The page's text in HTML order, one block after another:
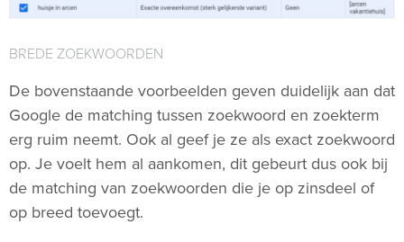
BREDE ZOEKWOORDEN
De bovenstaande voorbeelden geven duidelijk aan dat
Google de matching tussen zoekwoord en zoekterm
erg ruim neemt. Ook al geef je ze als exact zoekwoord
op. Je voelt hem al aankomen, dit gebeurt dus ook bij
de matching van zoekwoorden die je op zinsdeel of
op breed toevoegt.